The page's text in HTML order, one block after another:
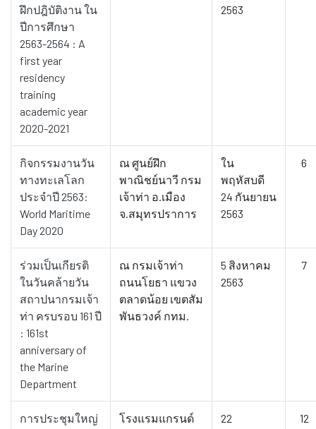
ฝึกปฎิบัติงาน ใน
ปีการศึกษา
2563-2564 : A
first year
residency
training
academic year
2020-2021
2563
กิจกรรมงานวัน
ทางทะเลโลก
ประจำปี 2563:
World Maritime
Day 2020
ณ ศูนย์ฝึก
พาณิชย์นาวี กรม
เจ้าท่า อ.เมือง
จ.สมุทรปราการ
ใน
พฤหัสบดี
24 กันยายน
2563
6
ร่วมเป็นเกียรติ
ในวันคล้ายวัน
สถาปนากรมเจ้า
ท่า ครบรอบ 161 ปี
: 161st
anniversary of
the Marine
Department
ณ กรมเจ้าท่า
ถนนโยธา แขวง
ตลาดน้อย เขตสัม
พันธวงค์ กทม.
5 สิงหาคม
2563
7
การประชุมใหญ่
โรงแรมแกรนด์
22
12